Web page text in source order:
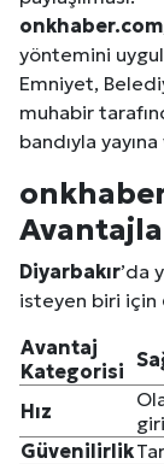
onkhaber.com
yöntemini
Emniyet,
muhabir
bandıyla
Diyarbakır’da
isteyen biri için
Avantaj
Kategorisi
Hız
Güvenilirlik